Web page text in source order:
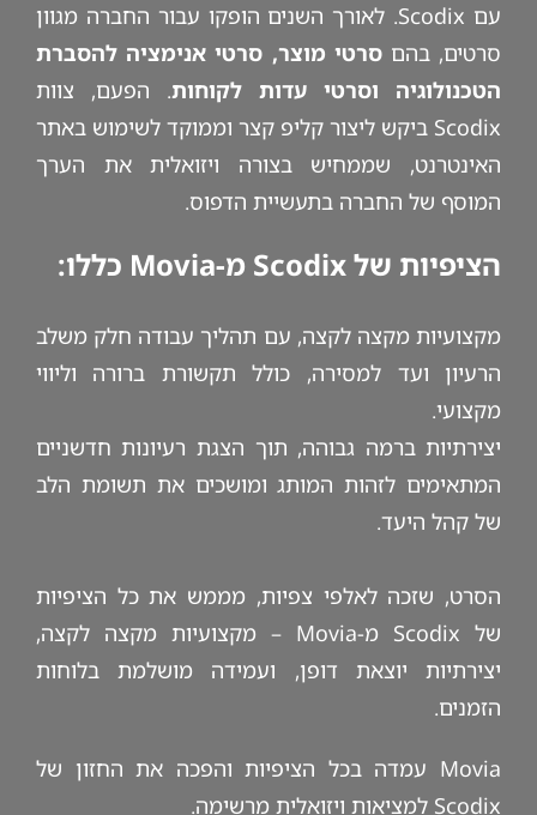
עם Scodix. לאורך השנים הופקו עבור החברה מגוון
סרטים, בהםסרטי מוצר, סרטי אנימציה להסברת
הטכנולוגיה וסרטי עדות לקוחות. הפעם, צוות
Scodix ביקש ליצור קליפ קצר וממוקד לשימוש באתר
האינטרנט, שממחיש בצורה ויזואלית את הערך
המוסף של החברה בתעשיית הדפוס.
הציפיות של Scodix מ-Movia כללו:
מקצועיות מקצה לקצה, עם תהליך עבודה חלק משלב
הרעיון ועד למסירה, כולל תקשורת ברורה וליווי
מקצועי.
יצירתיות ברמה גבוהה, תוך הצגת רעיונות חדשניים
המתאימים לזהות המותג ומושכים את תשומת הלב
של קהל היעד.
הסרט, שזכה לאלפי צפיות, מממש את כל הציפיות
של Scodix מ-Movia – מקצועיות מקצה לקצה,
יצירתיות יוצאת דופן, ועמידה מושלמת בלוחות
הזמנים.
Movia עמדה בכל הציפיות והפכה את החזון של
Scodix למציאות ויזואלית מרשימה.